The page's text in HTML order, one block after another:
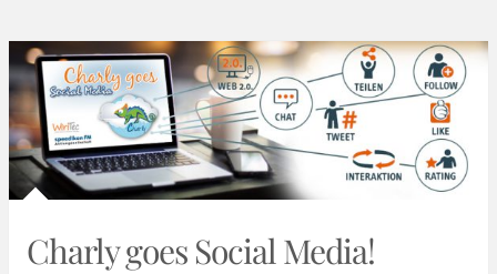
Charly goes Social Media!